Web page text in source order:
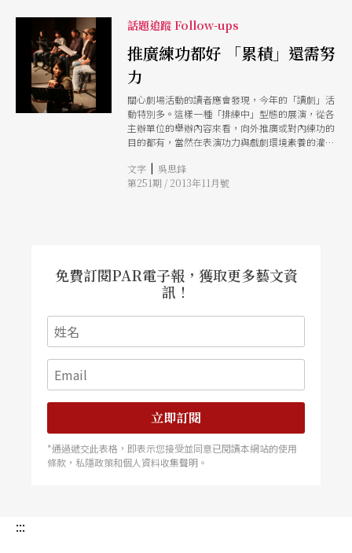
下落，必須從最後接受治療的那位精神病患口中
「撬」出真相。然而，一切卻落入複雜的窘境：這
位病患時非「常人」，看在平日與他保有微妙連結
的護理師眼中，這一天的他也「不太一樣」。主
管、病患、護理師（甚至失蹤醫生），人物之間的
暴，也將隨著這場又似偵訊問案、兼及治療安撫的
詰問過程，變得地雷滿布、一觸即發。 同黨劇團
延請連續兩年入圍台新藝術獎的劇作家胡錦筵擔任
文本改編，企圖將這個作品轉譯、改換為更加貼合
台灣醫病關係與醫療體系的現場樣貌；由邱安忱擔
綱院內主管一角、楊迦恩飾演那位對大象莫名著迷
的天才型病患、蔡佾玲則飾演對此兩人都知之甚詳
話題追蹤 Follow-ups
推廣練功都好 「累積」還需努
力
關心劇場活動的讀者應會發現，今年的「讀劇」活
動特別多。這樣一種「排練中」型態的展演，從各
主辦單位的舉辦內容來看，向外推廣或對內練功的
目的都有，當然在表演功力與戲劇環境素養的灌注
的匱乏？需要「用力」累積的，還有更多
文字 | 吳思鋒
第251期 / 2013年11月號
免費訂閱PAR電子報，獲取更多藝文資
訊！
立即訂閱
*通過遞交此表格，即表示您接受並同意已閱讀本網站的使用
條款，私隱政策和個人資料收集聲明。
:::